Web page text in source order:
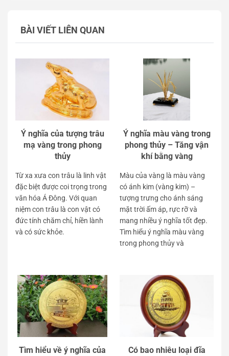
BÀI VIẾT LIÊN QUAN
Ý nghĩa của tượng trâu
mạ vàng trong phong
thủy
Từ xa xưa con trâu là linh vật
đặc biệt được coi trọng trong
văn hóa Á Đông. Với quan
niệm con trâu là con vật có
đức tính chăm chỉ, hiền lành
và có sức khỏe.
Ý nghĩa màu vàng trong
phong thủy – Tăng vận
khí bằng vàng
Màu của vàng là màu vàng
có ánh kim (vàng kim) –
tượng trưng cho ánh sáng
mặt trời ấm áp, rực rỡ và
mang nhiều ý nghĩa tốt đẹp.
Tìm hiểu ý nghĩa màu vàng
trong phong thủy và
Tìm hiểu về ý nghĩa của
Có bao nhiêu loại đĩa